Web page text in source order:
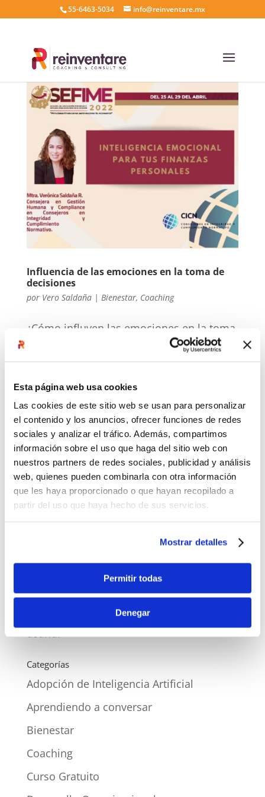
Esta página web usa cookies
Las cookies de este sitio web se usan para personalizar
el contenido y los anuncios, ofrecer funciones de redes
sociales y analizar el tráfico. Además, compartimos
información sobre el uso que haga del sitio web con
nuestros partners de redes sociales, publicidad y análisis
web, quienes pueden combinarla con otra información
que les haya proporcionado o que hayan recopilado a
partir del uso que haya hecho de sus servicios.
Mostrar detalles
Permitir todas
Denegar
55-6463-5034 info@reinventare.mx
Influencia de las emociones en la toma de
decisiones
por Vero Saldaña| Bienestar, Coaching
¿Cómo influyen las emociones en la toma
de decisiones que tienen que ver con
decisiones son más emocionales que
racionales. Conferencia de la coach
ejecutiva Vero Saldaña dentro del marco
de la Semana de Educación Financiera...
Artículos recientes
¿A quién contratas cuando la IA ya sabe
hacer lo que buscas?
La diferencia no es la IA. Es quien ya sabe
Categorías
Adopción de Inteligencia Artificial
Aprendiendo a conversar
Bienestar
Coaching
Curso Gratuito